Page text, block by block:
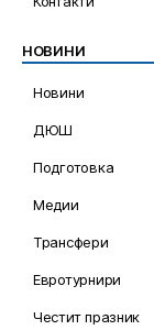
НОВИНИ
Новини
ДЮШ
Подготовка
Медии
Трансфери
Евротурнири
Честит празник